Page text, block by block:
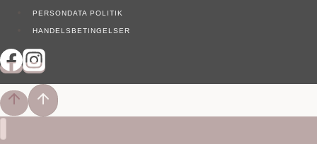
PERSONDATA POLITIK
HANDELSBETINGELSER